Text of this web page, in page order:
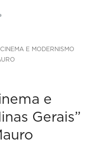
E MODERNISMO
e
Gerais”